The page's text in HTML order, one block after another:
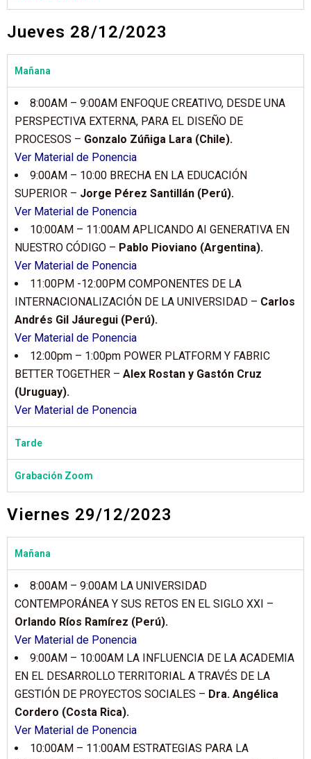
Jueves 28/12/2023
Mañana
8:00AM – 9:00AM ENFOQUE CREATIVO, DESDE UNA
PERSPECTIVA EXTERNA, PARA EL DISEÑO DE
PROCESOS – Gonzalo Zúñiga Lara (Chile).
Ver Material de Ponencia
9:00AM – 10:00 BRECHA EN LA EDUCACIÓN
SUPERIOR – Jorge Pérez Santillán (Perú).
Ver Material de Ponencia
10:00AM – 11:00AM APLICANDO AI GENERATIVA EN
NUESTRO CÓDIGO – Pablo Pioviano (Argentina).
Ver Material de Ponencia
11:00PM -12:00PM COMPONENTES DE LA
INTERNACIONALIZACIÓN DE LA UNIVERSIDAD – Carlos
Andrés Gil Jáuregui (Perú).
Ver Material de Ponencia
12:00pm – 1:00pm POWER PLATFORM Y FABRIC
BETTER TOGETHER – Alex Rostan y Gastón Cruz
(Uruguay).
Ver Material de Ponencia
Tarde
Grabación Zoom
Viernes 29/12/2023
Mañana
8:00AM – 9:00AM LA UNIVERSIDAD
CONTEMPORÁNEA Y SUS RETOS EN EL SIGLO XXI –
Orlando Ríos Ramírez (Perú).
Ver Material de Ponencia
9:00AM – 10:00AM LA INFLUENCIA DE LA ACADEMIA
EN EL DESARROLLO TERRITORIAL A TRAVÉS DE LA
GESTIÓN DE PROYECTOS SOCIALES – Dra. Angélica
Cordero (Costa Rica).
Ver Material de Ponencia
10:00AM – 11:00AM ESTRATEGIAS PARA LA